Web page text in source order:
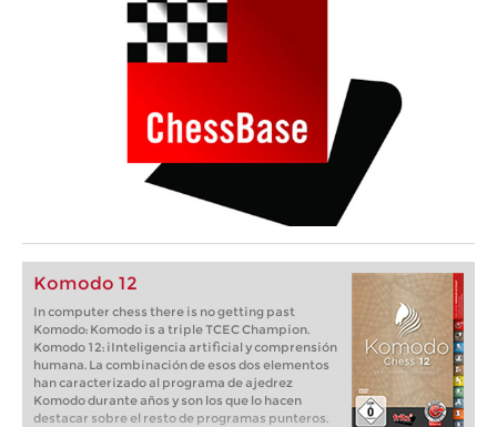
Komodo 12
In computer chess there is no getting past
Komodo: Komodo is a triple TCEC Champion.
Komodo 12: iInteligencia artificial y comprensión
humana. La combinación de esos dos elementos
han caracterizado al programa de ajedrez
Komodo durante años y son los que lo hacen
destacar sobre el resto de programas punteros.